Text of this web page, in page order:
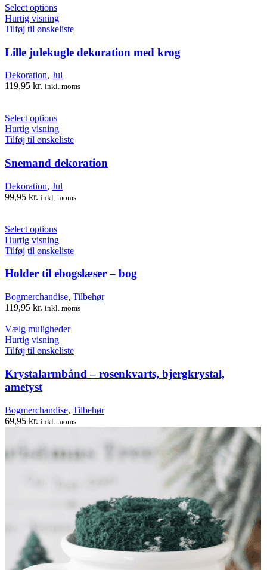
Select options
Hurtig visning
Tilføj til ønskeliste
Lille julekugle dekoration med krog
Dekoration, Jul
119,95 kr. inkl. moms
Select options
Hurtig visning
Tilføj til ønskeliste
Snemand dekoration
Dekoration, Jul
99,95 kr. inkl. moms
Select options
Hurtig visning
Tilføj til ønskeliste
Holder til ebogslæser – bog
Bogmerchandise, Tilbehør
119,95 kr. inkl. moms
Vælg mulighederDette
har
varianter.
Mulighederne
på
varesiden
Hurtig visning
Tilføj til ønskeliste
Krystalarmbånd – rosenkvarts, bjergkrystal,
ametyst
Bogmerchandise, Tilbehør
69,95 kr. inkl. moms